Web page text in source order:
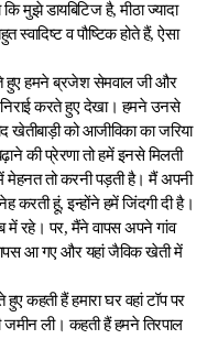
मुझे डायबिटिज है, मीठा ज्यादा
स्वादिष्ट व पौष्टिक होते हैं, ऐसा
हुए हमने ब्रजेश सेमवाल जी और
करते हुए देखा। हमने उनसे
खेतीबाड़ी को आजीविका का जरिया
की प्रेरणा तो हमें इनसे मिलती
मेहनत तो करनी पड़ती है। मैं अपनी
करती हूं, इन्होंने हमें जिंदगी दी है।
में रहे। पर, मैंने वापस अपने गांव
आ गए और यहां जैविक खेती में
कहती हैं हमारा घर वहां टॉप पर
जमीन ली। कहती हैं हमने तिरपाल